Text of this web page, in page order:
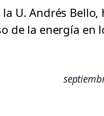
U. Andrés Bello,
de la energía en